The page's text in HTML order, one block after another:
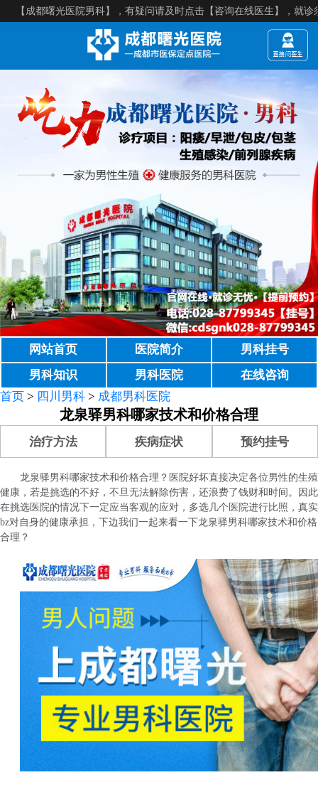
都曙光医院男科】，有疑问请及时点击【咨询在线医生】，就诊须知
网站首页 医院简介
男科挂号
男科知识
男科医院
在线咨询
首页 > 四川男科 > 成都男科医院
龙泉驿男科哪家技术和价格合理
治疗方法 疾病症状 预约挂号
龙泉驿男科哪家技术和价格合理？医院好坏直接决定各位男性的生殖
健康，若是挑选的不好，不旦无法解除伤害，还浪费了钱财和时间。因此
在挑选医院的情况下一定应当客观的应对，多选几个医院进行比照，真实
bz对自身的健康承担，下边我们一起来看一下龙泉驿男科哪家技术和价格
合理？